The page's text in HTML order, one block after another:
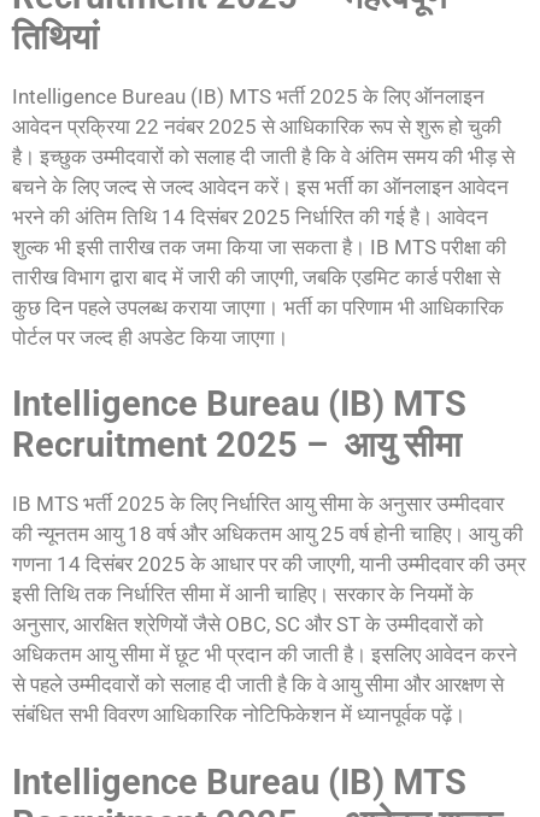
तिथियां
Intelligence Bureau (IB) MTS भर्ती 2025 के लिए ऑनलाइन
आवेदन प्रक्रिया 22 नवंबर 2025 से आधिकारिक रूप से शुरू हो चुकी
है। इच्छुक उम्मीदवारों को सलाह दी जाती है कि वे अंतिम समय की भीड़ से
बचने के लिए जल्द से जल्द आवेदन करें। इस भर्ती का ऑनलाइन आवेदन
भरने की अंतिम तिथि 14 दिसंबर 2025 निर्धारित की गई है। आवेदन
शुल्क भी इसी तारीख तक जमा किया जा सकता है। IB MTS परीक्षा की
तारीख विभाग द्वारा बाद में जारी की जाएगी, जबकि एडमिट कार्ड परीक्षा से
कुछ दिन पहले उपलब्ध कराया जाएगा। भर्ती का परिणाम भी आधिकारिक
पोर्टल पर जल्द ही अपडेट किया जाएगा।
Intelligence Bureau (IB) MTS
Recruitment 2025 – आयु सीमा
IB MTS भर्ती 2025 के लिए निर्धारित आयु सीमा के अनुसार उम्मीदवार
की न्यूनतम आयु 18 वर्ष और अधिकतम आयु 25 वर्ष होनी चाहिए। आयु की
गणना 14 दिसंबर 2025 के आधार पर की जाएगी, यानी उम्मीदवार की उम्र
इसी तिथि तक निर्धारित सीमा में आनी चाहिए। सरकार के नियमों के
अनुसार, आरक्षित श्रेणियों जैसे OBC, SC और ST के उम्मीदवारों को
अधिकतम आयु सीमा में छूट भी प्रदान की जाती है। इसलिए आवेदन करने
से पहले उम्मीदवारों को सलाह दी जाती है कि वे आयु सीमा और आरक्षण से
संबंधित सभी विवरण आधिकारिक नोटिफिकेशन में ध्यानपूर्वक पढ़ें।
Intelligence Bureau (IB) MTS